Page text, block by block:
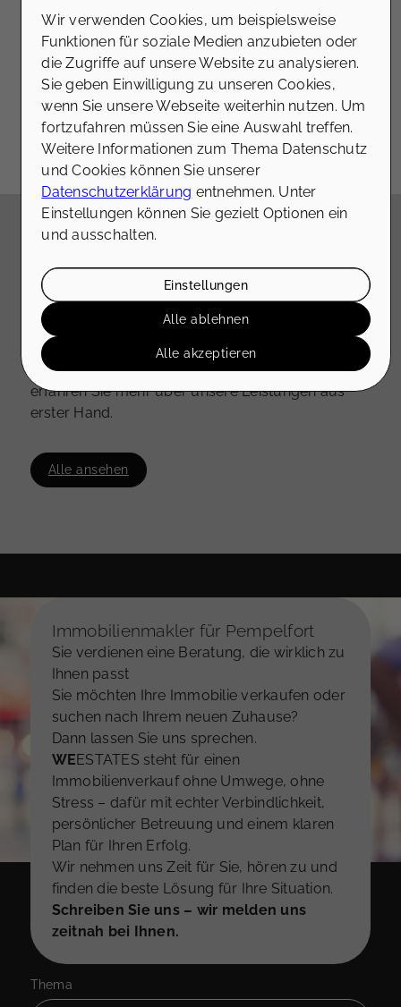
Art der Immobilie
renovierungsbedürftig
gepflegt
Bin mir nicht sicher
PLZ
von externen Medien akzeptiert
werden, bedarf der Zugriff auf
diese Inhalte keiner manuellen
Zustimmung mehr
Ich stimme zu
Pempelfort & der Region
Zufriedene Kunden sind unser größtes Lob!
Hier finden Sie Bewertungen unserer Kunden und
unsere Auszeichnungen. Lassen Sie sich von
Ihren positiven Stimmen überzeugen und
erfahren Sie mehr über unsere Leistungen aus
erster Hand.
Alle ansehen
Immobilienmakler für Pempelfort
Sie verdienen eine Beratung, die wirklich zu
Ihnen passt
Sie möchten Ihre Immobilie verkaufen oder
suchen nach Ihrem neuen Zuhause?
Dann lassen Sie uns sprechen.
WEESTATES steht für einen
Immobilienverkauf ohne Umwege, ohne
Stress – dafür mit echter Verbindlichkeit,
persönlicher Betreuung und einem klaren
Plan für Ihren Erfolg.
Wir nehmen uns Zeit für Sie, hören zu und
finden die beste Lösung für Ihre Situation.
Schreiben Sie uns – wir melden uns
zeitnah bei Ihnen.
Thema
Wir verwenden Cookies, um beispielsweise
Funktionen für soziale Medien anzubieten oder
die Zugriffe auf unsere Website zu analysieren.
Sie geben Einwilligung zu unseren Cookies,
wenn Sie unsere Webseite weiterhin nutzen. Um
fortzufahren müssen Sie eine Auswahl treffen.
Weitere Informationen zum Thema Datenschutz
und Cookies können Sie unserer
Datenschutzerklärung entnehmen. Unter
Einstellungen können Sie gezielt Optionen ein
und ausschalten.
Einstellungen
Alle ablehnen
Alle akzeptieren